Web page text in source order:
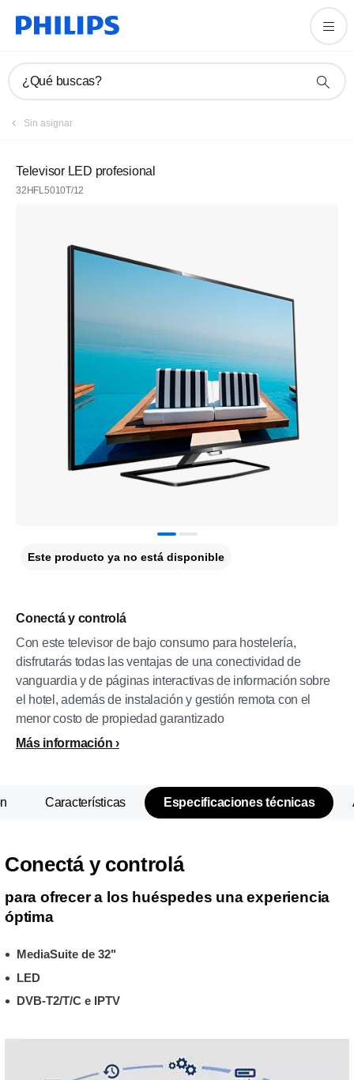
¿Qué buscas?
Sin asignar
Televisor LED profesional
32HFL5010T/12
Conectá y controlá
Con este televisor de bajo consumo para hostelería,
disfrutarás todas las ventajas de una conectividad de
vanguardia y de páginas interactivas de información sobre
el hotel, además de instalación y gestión remota con el
menor costo de propiedad garantizado
Más información
Este producto ya no está disponible
Características Especificaciones técnicas
Conectá y controlá
para ofrecer a los huéspedes una experiencia
óptima
MediaSuite de 32"
LED
DVB-T2/T/C e IPTV